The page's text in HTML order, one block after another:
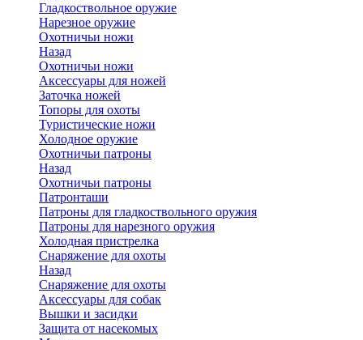
Гладкоствольное оружие
Нарезное оружие
Охотничьи ножи
Назад
Охотничьи ножи
Аксессуары для ножей
Заточка ножей
Топоры для охоты
Туристические ножи
Холодное оружие
Охотничьи патроны
Назад
Охотничьи патроны
Патронташи
Патроны для гладкоствольного оружия
Патроны для нарезного оружия
Холодная пристрелка
Снаряжение для охоты
Назад
Снаряжение для охоты
Аксессуары для собак
Вышки и засидки
Защита от насекомых